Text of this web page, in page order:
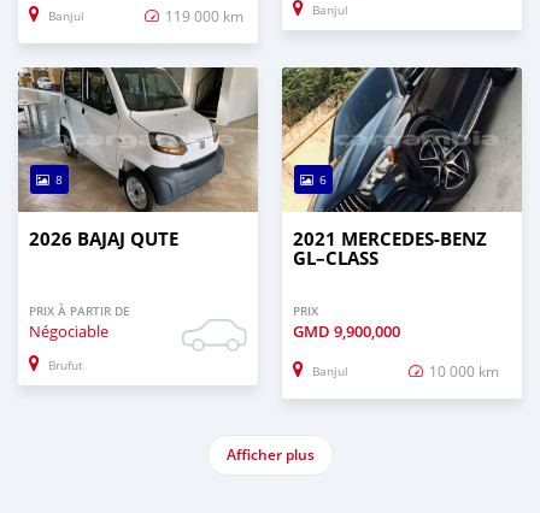
Banjul 119 000 km Banjul
8
2026 BAJAJ QUTE
PRIX À PARTIR DE
Négociable
Brufut
6
2021 MERCEDES‒BENZ
GL–CLASS
PRIX
GMD 9,900,000
Banjul 10 000 km
Afficher plus